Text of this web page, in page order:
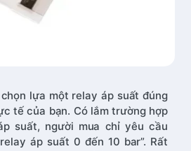
lựa một relay áp suất đúng
tế của bạn. Có lắm trường hợp
suất, người mua chỉ yêu cầu
áp suất 0 đến 10 bar”. Rất